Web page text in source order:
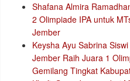
Shafana Almira
2 Olimpiade IPA untuk
Jember
Keysha Ayu Sabrina
Jember Raih Juara 1
Gemilang Tingkat